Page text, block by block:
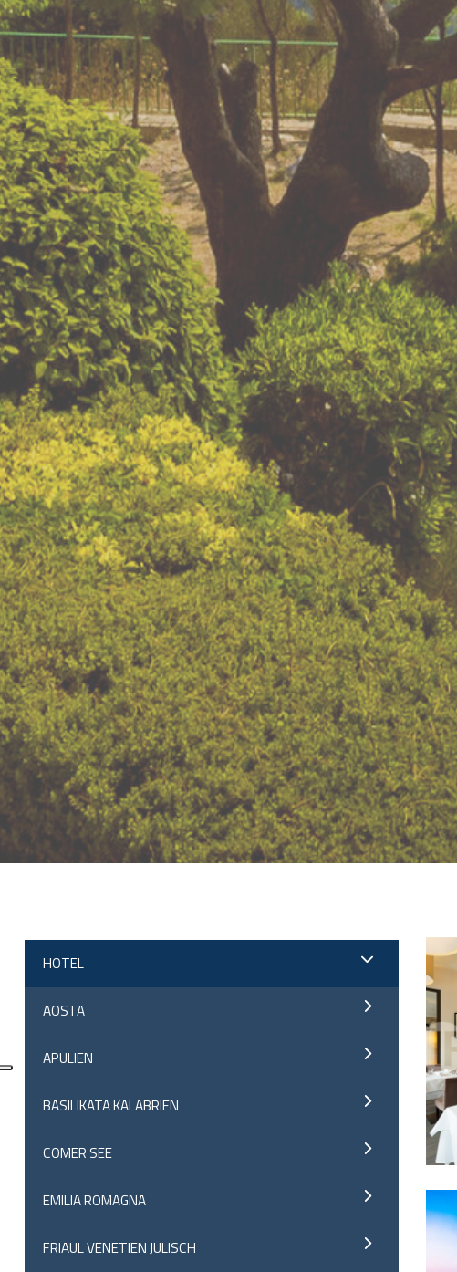
HOTEL
AOSTA
APULIEN
BASILIKATA KALABRIEN
COMER SEE
EMILIA ROMAGNA
FRIAUL VENETIEN JULISCH